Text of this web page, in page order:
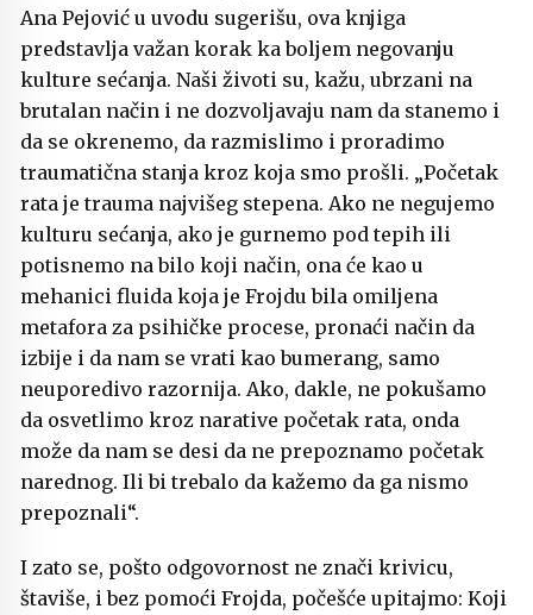
Ana Pejović u uvodu sugerišu, ova knjiga
predstavlja važan korak ka boljem negovanju
kulture sećanja. Naši životi su, kažu, ubrzani na
brutalan način i ne dozvoljavaju nam da stanemo i
da se okrenemo, da razmislimo i proradimo
traumatična stanja kroz koja smo prošli. „Početak
rata je trauma najvišeg stepena. Ako ne negujemo
kulturu sećanja, ako je gurnemo pod tepih ili
potisnemo na bilo koji način, ona će kao u
mehanici fluida koja je Frojdu bila omiljena
metafora za psihičke procese, pronaći način da
izbije i da nam se vrati kao bumerang, samo
neuporedivo razornija. Ako, dakle, ne pokušamo
da osvetlimo kroz narative početak rata, onda
može da nam se desi da ne prepoznamo početak
narednog. Ili bi trebalo da kažemo da ga nismo
prepoznali“.
I zato se, pošto odgovornost ne znači krivicu,
štaviše, i bez pomoći Frojda, počešće upitajmo: Koji